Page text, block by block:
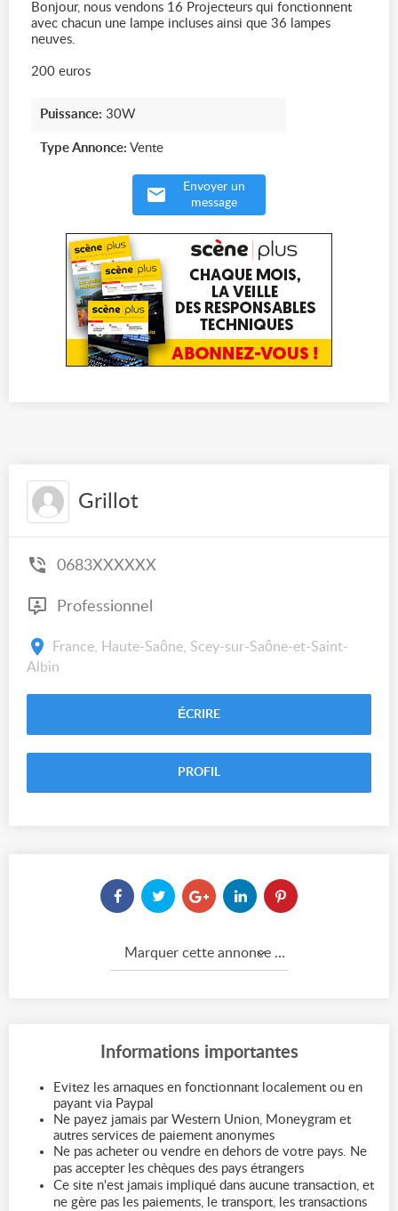
Bonjour, nous vendons 16 Projecteurs qui fonctionnent
avec chacun une lampe incluses ainsi que 36 lampes
neuves.
200 euros
Puissance: 30W
Type Annonce: Vente
Envoyer un
message
Grillot
0683XXXXXX
Professionnel
France, Haute-Saône, Scey-sur-Saône-et-Saint-
Albin
ÉCRIRE
PROFIL
Marquer cette annonce comme...
Informations importantes
Evitez les arnaques en fonctionnant localement ou en
payant via Paypal
Ne payez jamais par Western Union, Moneygram et
autres services de paiement anonymes
Ne pas acheter ou vendre en dehors de votre pays. Ne
pas accepter les chèques des pays étrangers
Ce site n'est jamais impliqué dans aucune transaction, et
ne gère pas les paiements, le transport, les transactions